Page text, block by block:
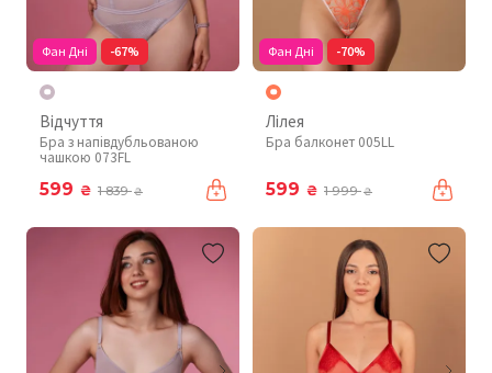
Фан Дні -67%
Відчуття
Бра з напівдубльованою
чашкою 073FL
599 ₴ 1 839₴
Фан Дні -70%
Лілея
Бра балконет 005LL
599 ₴ 1 999₴